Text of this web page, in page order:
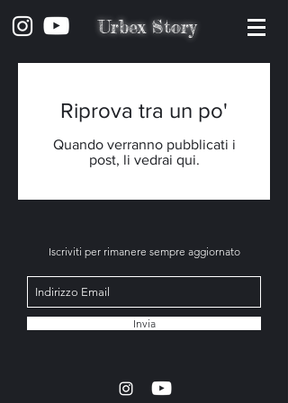
Urbex Story
Riprova tra un po'
Quando verranno pubblicati i
post, li vedrai qui.
Iscriviti per rimanere sempre aggiornato
Invia